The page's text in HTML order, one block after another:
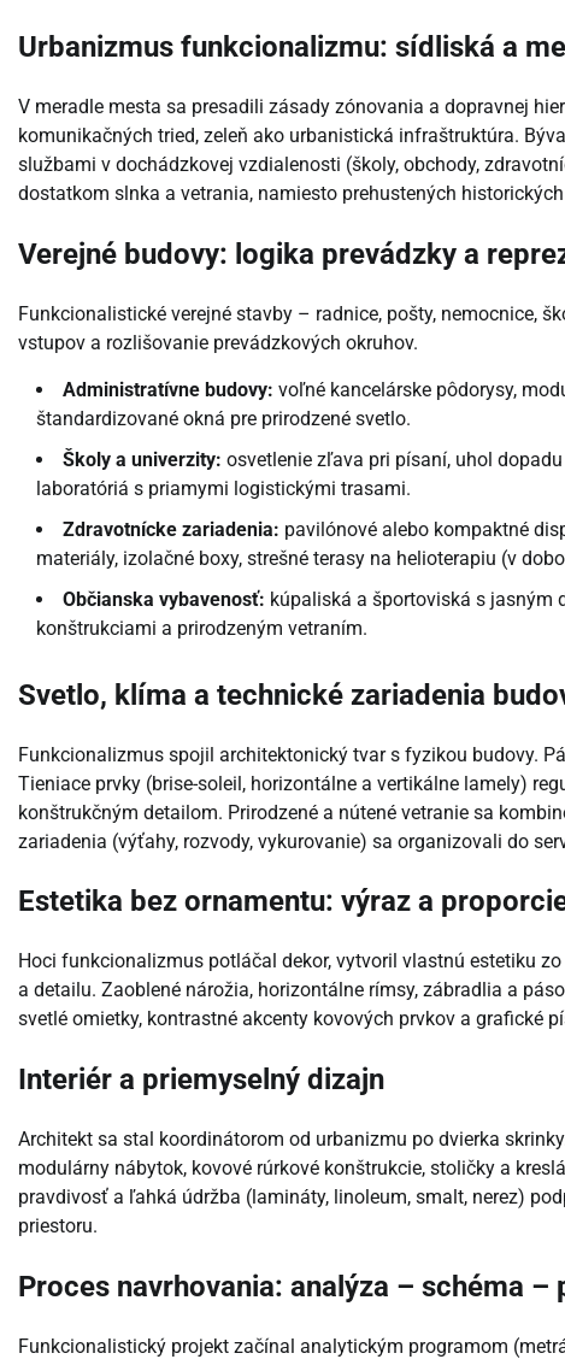
Urbanizmus funkcionalizmu: sídliská a
V meradle mesta sa presadili zásady zónovania a dopravnej
komunikačných tried, zeleň ako urbanistická infraštruktúra.
službami v dochádzkovej vzdialenosti (školy, obchody,
dostatkom slnka a vetrania, namiesto prehustených
Verejné budovy: logika prevádzky a
Funkcionalistické verejné stavby – radnice, pošty, nemocnice,
vstupov a rozlišovanie prevádzkových okruhov.
Administratívne budovy: voľné kancelárske pôdorysy,
štandardizované okná pre prirodzené svetlo.
Školy a univerzity: osvetlenie zľava pri písaní, uhol
laboratóriá s priamymi logistickými trasami.
Zdravotnícke zariadenia: pavilónové alebo kompaktné
materiály, izolačné boxy, strešné terasy na helioterapiu (v
Občianska vybavenosť: kúpaliská a športoviská s jasným
konštrukciami a prirodzeným vetraním.
Svetlo, klíma a technické zariadenia
Funkcionalizmus spojil architektonický tvar s fyzikou budovy.
Tieniace prvky (brise-soleil, horizontálne a vertikálne lamely)
konštrukčným detailom. Prirodzené a nútené vetranie sa
zariadenia (výťahy, rozvody, vykurovanie) sa organizovali do
Estetika bez ornamentu: výraz a
Hoci funkcionalizmus potláčal dekor, vytvoril vlastnú estetiku
a detailu. Zaoblené nárožia, horizontálne rímsy, zábradlia a
svetlé omietky, kontrastné akcenty kovových prvkov a grafické
Interiér a priemyselný dizajn
Architekt sa stal koordinátorom od urbanizmu po dvierka
modulárny nábytok, kovové rúrkové konštrukcie, stoličky a
pravdivosť a ľahká údržba (lamináty, linoleum, smalt, nerez)
priestoru.
Proces navrhovania: analýza – schéma –
Funkcionalistický projekt začínal analytickým programom